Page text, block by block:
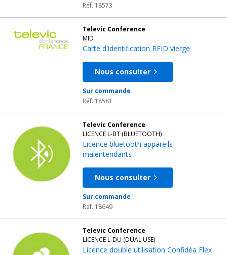
Réf. 18573
Televic Conference
MID
Carte d'identification RFID vierge
Nous consulter
Sur commande
Réf. 18581
Televic Conference
LICENCE L-BT (BLUETOOTH)
Licence bluetooth appareils
malentendants
Nous consulter
Sur commande
Réf. 18649
Televic Conference
LICENCE L-DU (DUAL USE)
Licence double utilisation Confidéa Flex